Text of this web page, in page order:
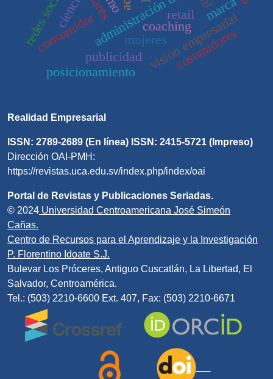
coaching
visión empresarial
mujeres
retail
cosumidores
publicidad
consumidor
marca
posicionamiento
ciencia
Realidad Empresarial
ISSN: 2789-2689 (En línea) ISSN: 2415-5721 (Impreso)
Dirección OAI-PMH:
https://revistas.uca.edu.sv/index.php/index/oai
Portal de Revistas y Publicaciones Seriadas.
© 2024 Universidad Centroamericana José Simeón
Cañas.
Centro de Recursos para el Aprendizaje y la Investigación
P. Florentino Idoate S.J.
Bulevar Los Próceres, Antiguo Cuscatlán, La Libertad, El
Salvador, Centroamérica.
Tel.: (503) 2210-6600 Ext. 407, Fax: (503) 2210-6671